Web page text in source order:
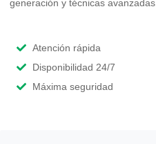
generación y técnicas avanzadas.
Atención rápida
Disponibilidad 24/7
Máxima seguridad